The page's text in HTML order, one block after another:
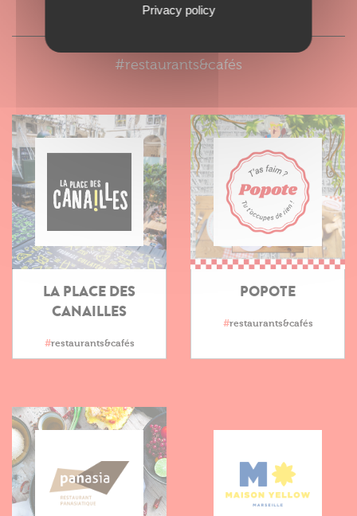
#restaurants&cafés
LA PLACE DES
CANAILLES
#restaurants&cafés
POPOTE
#restaurants&cafés
Privacy policy